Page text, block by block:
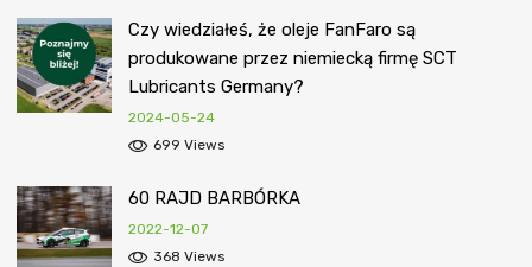
Czy wiedziałeś, że oleje FanFaro są
produkowane przez niemiecką firmę SCT
Lubricants Germany?
2024-05-24
699 Views
60 RAJD BARBÓRKA
2022-12-07
368 Views